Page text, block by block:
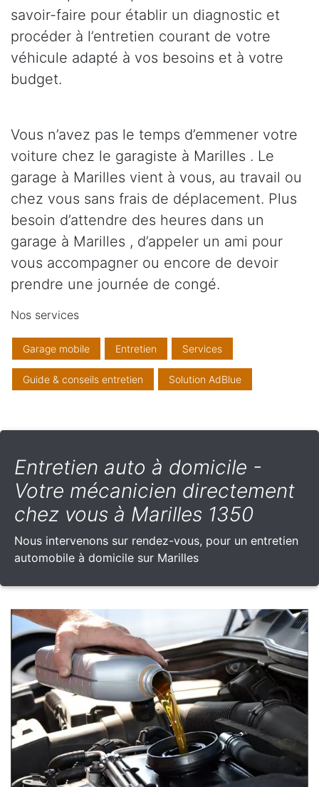
savoir-faire pour établir un diagnostic et
procéder à l’entretien courant de votre
véhicule adapté à vos besoins et à votre
budget.
Vous n’avez pas le temps d’emmener votre
voiture chez le garagiste à Marilles . Le
garage à Marilles vient à vous, au travail ou
chez vous sans frais de déplacement. Plus
besoin d’attendre des heures dans un
garage à Marilles , d’appeler un ami pour
vous accompagner ou encore de devoir
prendre une journée de congé.
Nos services
Garage mobile Entretien Services
Guide & conseils entretien Solution AdBlue
Entretien auto à domicile -
Votre mécanicien directement
chez vous à Marilles 1350
Nous intervenons sur rendez-vous, pour un entretien
automobile à domicile sur Marilles